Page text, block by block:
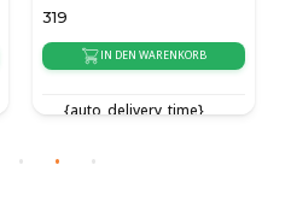
319
IN DEN WARENKORB
{auto_delivery_time}